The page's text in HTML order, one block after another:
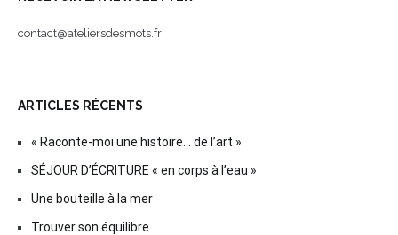
contact@ateliersdesmots.fr
ARTICLES RÉCENTS
« Raconte-moi une histoire… de l’art »
SÉJOUR D’ÉCRITURE « en corps à l’eau »
Une bouteille à la mer
Trouver son équilibre